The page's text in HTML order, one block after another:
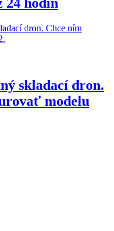
skladací dron.
modelu